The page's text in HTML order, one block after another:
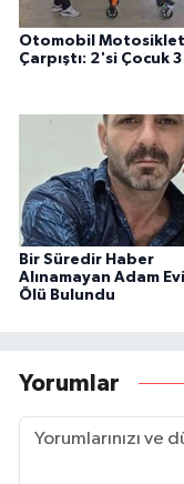
Otomobil
Çarpıştı: 2'si Çocuk 3
Bir Süredir Haber
Alınamayan Adam
Ölü Bulundu
Yorumlar